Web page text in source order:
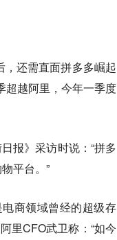
还需直面拼多多崛起
超越阿里，今年一季度
报》采访时说：“拼多
平台。”
商领域曾经的超级存
里CFO武卫称：“如今